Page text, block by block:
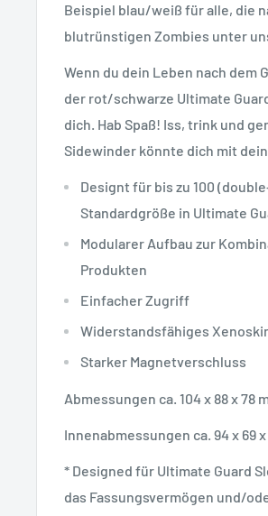
Beispiel blau/weiß für alle, die
blutrünstigen Zombies unter
Wenn du dein Leben nach dem
der rot/schwarze Ultimate
dich. Hab Spaß! Iss, trink und
Sidewinder könnte dich mit
Designt für bis zu 100
Standardgröße in Ultimate
Modularer Aufbau zur
Produkten
Einfacher Zugriff
Widerstandsfähiges
Starker Magnetverschluss
Abmessungen ca. 104 x 88 x 78
Innenabmessungen ca. 94 x 69
* Designed für Ultimate Guard
das Fassungsvermögen und/